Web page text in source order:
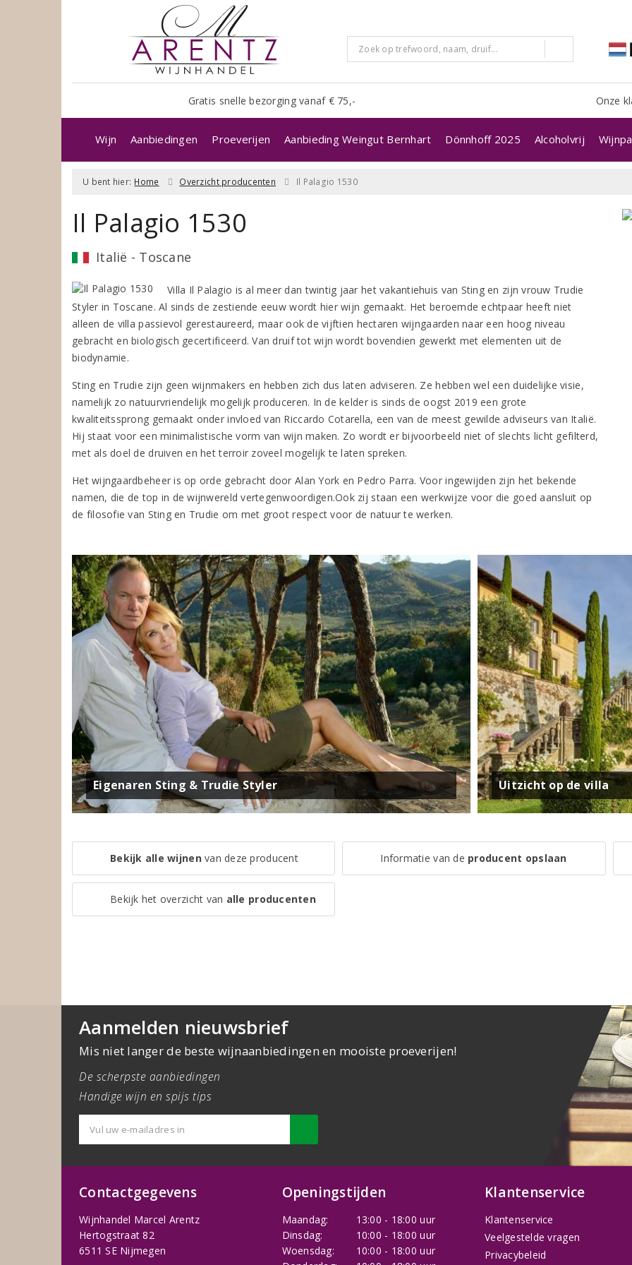
Gratis snelle bezorging vanaf € 75,- Onze
Wijn Aanbiedingen Proeverijen Aanbieding Weingut Bernhart Dönnhoff 2025 Alcoholvrij
U bent hier: Home Overzicht producenten Il Palagio 1530
Il Palagio 1530
Italië - Toscane
Villa Il Palagio is al meer dan twintig jaar het vakantiehuis van Sting en zijn vrouw Trudie
Styler in Toscane. Al sinds de zestiende eeuw wordt hier wijn gemaakt. Het beroemde echtpaar heeft niet
alleen de villa passievol gerestaureerd, maar ook de vijftien hectaren wijngaarden naar een hoog niveau
gebracht en biologisch gecertificeerd. Van druif tot wijn wordt bovendien gewerkt met elementen uit de
biodynamie.
Sting en Trudie zijn geen wijnmakers en hebben zich dus laten adviseren. Ze hebben wel een duidelijke visie,
namelijk zo natuurvriendelijk mogelijk produceren. In de kelder is sinds de oogst 2019 een grote
kwaliteitssprong gemaakt onder invloed van Riccardo Cotarella, een van de meest gewilde adviseurs van Italië.
Hij staat voor een minimalistische vorm van wijn maken. Zo wordt er bijvoorbeeld niet of slechts licht gefilterd,
met als doel de druiven en het terroir zoveel mogelijk te laten spreken.
Het wijngaardbeheer is op orde gebracht door Alan York en Pedro Parra. Voor ingewijden zijn het bekende
namen, die de top in de wijnwereld vertegenwoordigen.Ook zij staan een werkwijze voor die goed aansluit op
de filosofie van Sting en Trudie om met groot respect voor de natuur te werken.
Eigenaren Sting & Trudie Styler Uitzicht op de villa
Bekijk alle wijnenvan deze producent Informatie van de producent opslaan
Bekijk het overzicht van alle producenten
Aanmelden nieuwsbrief
Mis niet langer de beste wijnaanbiedingen en mooiste proeverijen!
De scherpste aanbiedingen
Handige wijn en spijs tips
Contactgegevens
Wijnhandel Marcel Arentz
Hertogstraat 82
6511 SE Nijmegen
Openingstijden
Maandag:
13:00 - 18:00 uur
Dinsdag:
10:00 - 18:00 uur
Woensdag:
10:00 - 18:00 uur
Klantenservice
Klantenservice
Veelgestelde vragen
Privacybeleid